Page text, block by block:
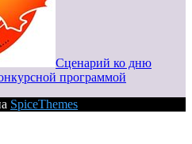
Сценарий ко дню
программой
SpiceThemes